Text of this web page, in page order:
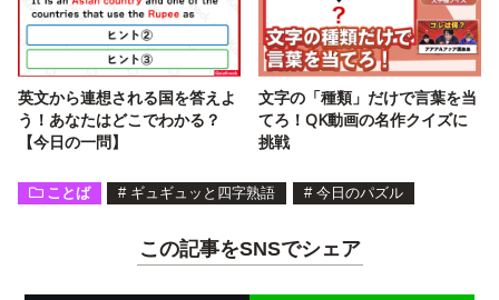
英文から連想される国を答えよ
う！あなたはどこでわかる？
【今日の一問】
文字の「種類」だけで言葉を当
てろ！QK動画の名作クイズに
挑戦
ことば # ギュギュッと四字熟語 # 今日のパズル
この記事をSNSでシェア